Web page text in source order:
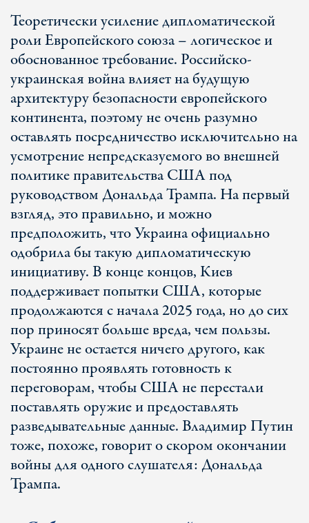
Теоретически усиление дипломатической
роли Европейского союза – логическое и
обоснованное требование. Российско-
украинская война влияет на будущую
архитектуру безопасности европейского
континента, поэтому не очень разумно
оставлять посредничество исключительно на
усмотрение непредсказуемого во внешней
политике правительства США под
руководством Дональда Трампа. На первый
взгляд, это правильно, и можно
предположить, что Украина официально
одобрила бы такую ​​дипломатическую
инициативу. В конце концов, Киев
поддерживает попытки США, которые
продолжаются с начала 2025 года, но до сих
пор приносят больше вреда, чем пользы.
Украине не остается ничего другого, как
постоянно проявлять готовность к
переговорам, чтобы США не перестали
поставлять оружие и предоставлять
разведывательные данные. Владимир Путин
тоже, похоже, говорит о скором окончании
войны для одного слушателя: Дональда
Трампа.